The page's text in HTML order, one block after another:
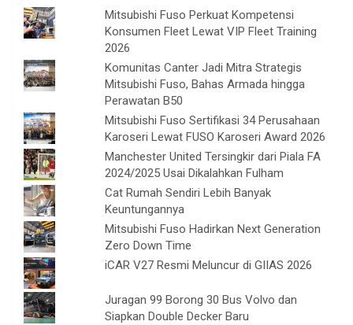
Mitsubishi Fuso Perkuat Kompetensi
Konsumen Fleet Lewat VIP Fleet Training
2026
Komunitas Canter Jadi Mitra Strategis
Mitsubishi Fuso, Bahas Armada hingga
Perawatan B50
Mitsubishi Fuso Sertifikasi 34 Perusahaan
Karoseri Lewat FUSO Karoseri Award 2026
Manchester United Tersingkir dari Piala FA
2024/2025 Usai Dikalahkan Fulham
Cat Rumah Sendiri Lebih Banyak
Keuntungannya
Mitsubishi Fuso Hadirkan Next Generation
Zero Down Time
iCAR V27 Resmi Meluncur di GIIAS 2026
Juragan 99 Borong 30 Bus Volvo dan
Siapkan Double Decker Baru